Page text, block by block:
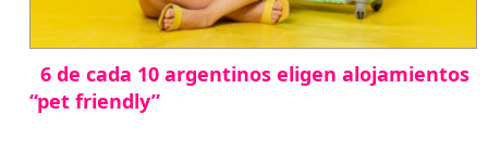
6 de cada 10 argentinos eligen alojamientos
“pet friendly”